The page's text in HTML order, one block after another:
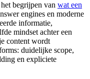
begrijpen van wat een
engines en moderne
informatie,
mindset achter een
content wordt
duidelijke scope,
en expliciete